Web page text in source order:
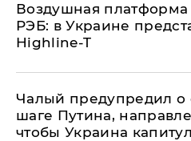
Воздушная платформа
РЭБ: в Украине
Highline-T
Чалый предупредил
шаге Путина,
чтобы Украина